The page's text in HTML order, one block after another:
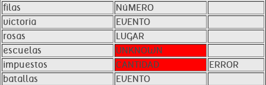
filas
NúMERO
victoria
EVENTO
rosas
LUGAR
escuelas
UNKNOWN
impuestos
CANTIDAD
ERROR
batallas
EVENTO